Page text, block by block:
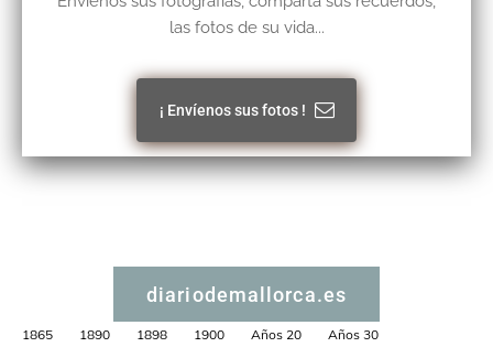
las fotos de su vida...
¡ Envíenos sus fotos !
diariodemallorca.es
1865 1890 1898 1900 Años 20
Años 30